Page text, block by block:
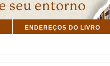
ENDEREÇOS DO LIVRO